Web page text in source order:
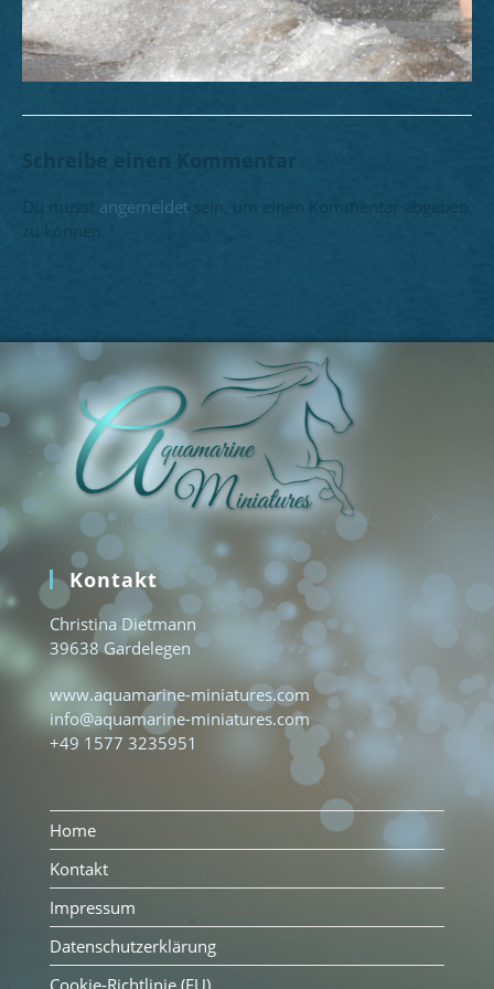
Schreibe einen Kommentar
Du musst angemeldet sein, um einen Kommentar abgeben
zu können.
Kontakt
Christina Dietmann
39638 Gardelegen
www.aquamarine-miniatures.com
info@aquamarine-miniatures.com
+49 1577 3235951
Home
Kontakt
Impressum
Datenschutzerklärung